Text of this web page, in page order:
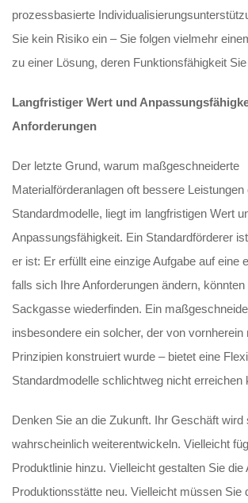
prozessbasierte
Sie kein Risiko ein – Sie folgen vielmehr
zu einer Lösung, deren Funktionsfähigkeit
Langfristiger Wert und
Anforderungen
Der letzte Grund, warum maßgeschneiderte
Materialförderanlagen oft bessere Leistungen
Standardmodelle, liegt im langfristigen Wert
Anpassungsfähigkeit. Ein Standardförderer
er ist: Er erfüllt eine einzige Aufgabe auf eine
falls sich Ihre Anforderungen ändern,
Sackgasse wiederfinden. Ein
insbesondere ein solcher, der von vornherein
Prinzipien konstruiert wurde – bietet eine
Standardmodelle schlichtweg nicht erreichen
Denken Sie an die Zukunft. Ihr Geschäft wird
wahrscheinlich weiterentwickeln. Vielleicht
Produktlinie hinzu. Vielleicht gestalten Sie die
Produktionsstätte neu. Vielleicht müssen Sie